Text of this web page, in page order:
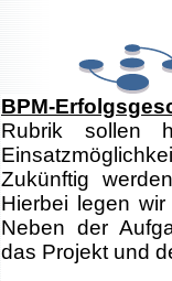
BPM-
Rubrik sollen
Zukünftig
Hierbei legen
Neben der
das Projekt und